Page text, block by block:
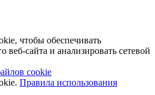
чтобы обеспечивать
веб-сайта и анализировать сетевой
cookie
Правила использования